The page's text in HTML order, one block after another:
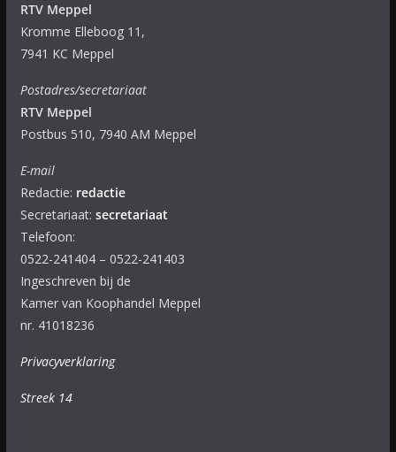
RTV Meppel
Kromme Elleboog 11,
7941 KC Meppel
Postadres/secretariaat
RTV Meppel
Postbus 510, 7940 AM Meppel
E-mail
Redactie: redactie
Secretariaat: secretariaat
Telefoon:
0522-241404 – 0522-241403
Ingeschreven bij de
Kamer van Koophandel Meppel
nr. 41018236
Privacyverklaring
Streek 14